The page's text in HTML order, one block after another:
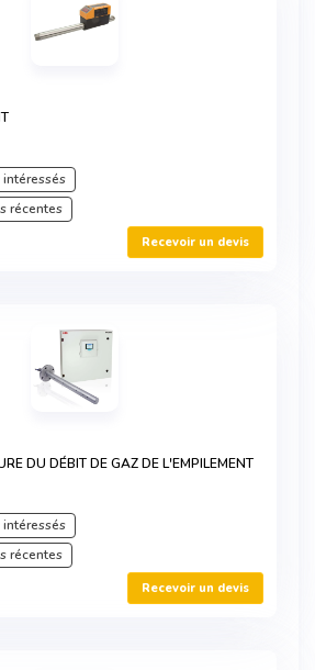
récentes
Recevoir un devis
DU DÉBIT DE GAZ DE L'EMPILEMENT
récentes
Recevoir un devis